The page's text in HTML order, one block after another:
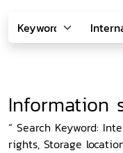
Information
“ Search Keyword:
rights, Storage